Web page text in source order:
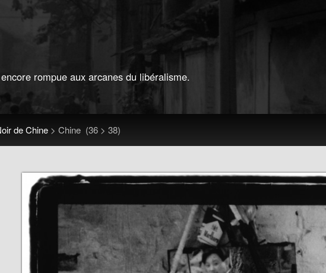
rompue aux arcanes du libéralisme.
de Chine > Chine (36 > 38)